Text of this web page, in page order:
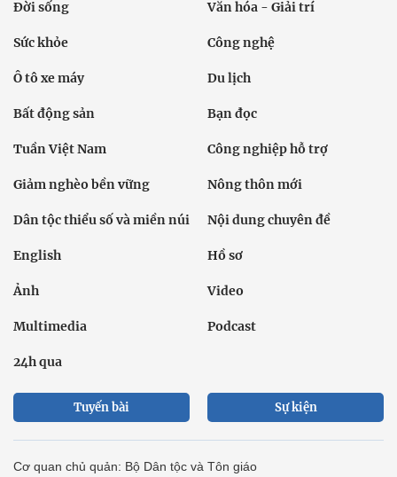
Đời sống Văn hóa - Giải trí
Sức khỏe Công nghệ
Ô tô xe máy Du lịch
Bất động sản Bạn đọc
Tuần Việt Nam Công nghiệp hỗ trợ
Giảm nghèo bền vững Nông thôn mới
Dân tộc thiểu số và miền núi Nội dung chuyên đề
English Hồ sơ
Ảnh Video
Multimedia Podcast
24h qua
Tuyến bài Sự kiện
Cơ quan chủ quản: Bộ Dân tộc và Tôn giáo